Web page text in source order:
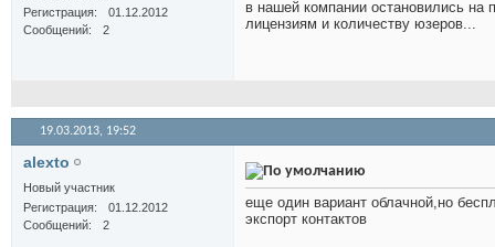
Регистрация
01.12.2012
Сообщений
2
в нашей компании остановились на
лицензиям и количеству юзеров...
19.03.2013, 19:52
alexto
Новый участник
Регистрация
01.12.2012
Сообщений
2
еще один вариант облачной,но
экспорт контактов